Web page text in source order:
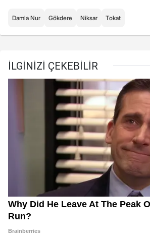
Damla Nur Gökdere Niksar Tokat